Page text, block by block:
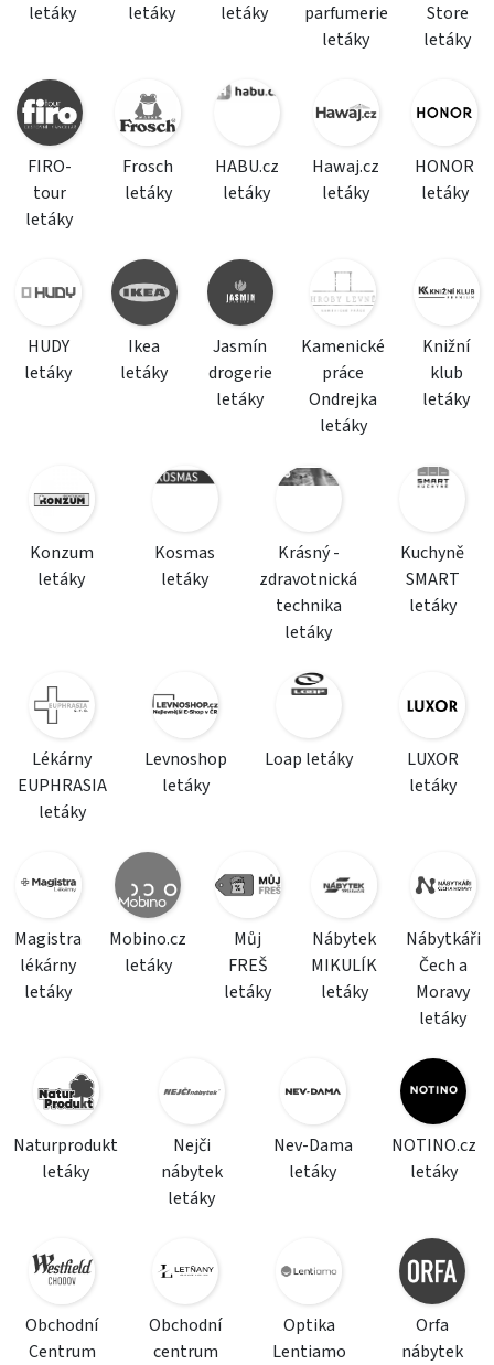
letáky
letáky
letáky
parfumerie
letáky
Store
letáky
FIRO-
tour
letáky
Frosch
letáky
HABU.cz
letáky
Hawaj.cz
letáky
HONOR
letáky
HUDY
letáky
Ikea
letáky
Jasmín
drogerie
letáky
Kamenické
práce
Ondrejka
letáky
Knižní
klub
letáky
Konzum
letáky
Kosmas
letáky
Krásný -
zdravotnická
technika
letáky
Kuchyně
SMART
letáky
Lékárny
EUPHRASIA
letáky
Levnoshop
letáky
Loap letáky
LUXOR
letáky
Magistra
lékárny
letáky
Mobino.cz
letáky
Můj
FREŠ
letáky
Nábytek
MIKULÍK
letáky
Nábytkáři
Čech a
Moravy
letáky
Naturprodukt
letáky
Nejči
nábytek
letáky
Nev-Dama
letáky
NOTINO.cz
letáky
Obchodní
Centrum
Obchodní
centrum
Optika
Lentiamo
Orfa
nábytek